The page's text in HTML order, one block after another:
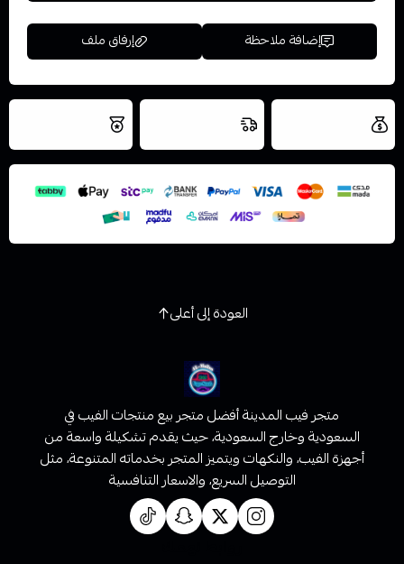
إضافة ملاحظة إرفاق ملف
اسحب و افلت الملف هنا
استعراض
نتميز بلجودة
العودة إلى أعلى
متجر فيب المدينة أفضل متجر بيع منتجات الفيب في
السعودية وخارج السعودية، حيث يقدم تشكيلة واسعة من
أجهزة الفيب، والنكهات ويتميز المتجر بخدماته المتنوعة، مثل
التوصيل السريع، والاسعار التنافسية